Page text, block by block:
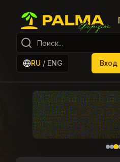
RU / ENG Вход